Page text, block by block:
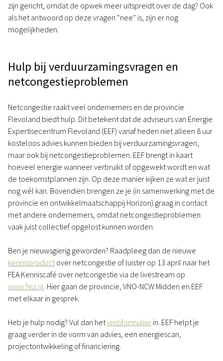
zijn gericht, omdat de opwek meer uitspreidt over de dag? Ook
als het antwoord op deze vragen “nee” is, zijn er nog
mogelijkheden.
Hulp bij verduurzamingsvragen en
netcongestieproblemen
Netcongestie raakt veel ondernemers en de provincie
Flevoland biedt hulp. Dit betekent dat de adviseurs van Energie
Expertisecentrum Flevoland (EEF) vanaf heden niet alleen 8 uur
kosteloos advies kunnen bieden bij verduurzamingsvragen,
maar ook bij netcongestieproblemen. EEF brengt in kaart
hoeveel energie wanneer verbruikt of opgewekt wordt en wat
de toekomstplannen zijn. Op deze manier kijken ze wat er juist
nog wél kan. Bovendien brengen ze je (in samenwerking met de
provincie en ontwikkelmaatschappij Horizon) graag in contact
met andere ondernemers, omdat netcongestieproblemen
vaak juist collectief opgelost kunnen worden.
Ben je nieuwsgierig geworden? Raadpleeg dan de nieuwe
kennisproductover netcongestie of luister op 13 april naar het
FEA Kenniscafé over netcongestie via de livestream op
www.fea.nl. Hier gaan de provincie, VNO-NCW Midden en EEF
met elkaar in gesprek.
Heb je hulp nodig? Vul dan hetwebformulier in. EEF helpt je
graag verder in de vorm van advies, een energiescan,
projectontwikkeling of financiering.